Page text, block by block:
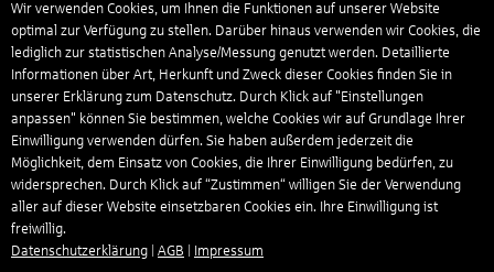
Wir verwenden Cookies, um Ihnen die Funktionen auf unserer Website
optimal zur Verfügung zu stellen. Darüber hinaus verwenden wir Cookies, die
lediglich zur statistischen Analyse/Messung genutzt werden. Detaillierte
Informationen über Art, Herkunft und Zweck dieser Cookies finden Sie in
unserer Erklärung zum Datenschutz. Durch Klick auf "Einstellungen
anpassen" können Sie bestimmen, welche Cookies wir auf Grundlage Ihrer
Einwilligung verwenden dürfen. Sie haben außerdem jederzeit die
Möglichkeit, dem Einsatz von Cookies, die Ihrer Einwilligung bedürfen, zu
widersprechen. Durch Klick auf “Zustimmen“ willigen Sie der Verwendung
aller auf dieser Website einsetzbaren Cookies ein. Ihre Einwilligung ist
freiwillig.
Datenschutzerklärung
AGB Impressum